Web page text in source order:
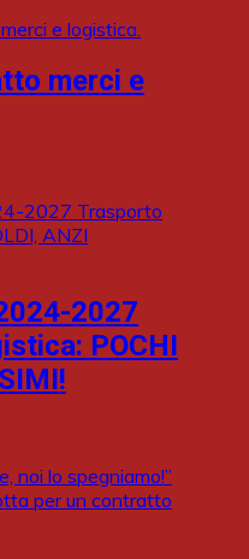
merci e
2027
POCHI